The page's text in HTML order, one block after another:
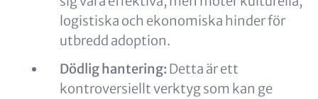
logistiska och ekonomiska hinder för
utbredd adoption.
Dödlig hantering: Detta är ett
kontroversiellt verktyg som kan ge